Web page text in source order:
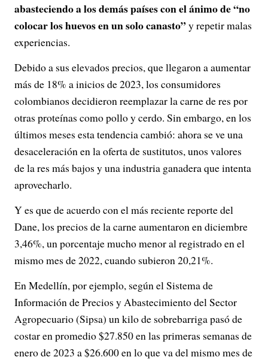
abasteciendo a los demás países con el ánimo de “no
colocar los huevos en un solo canasto”y repetir malas
experiencias.
Debido a sus elevados precios, que llegaron a aumentar
más de 18% a inicios de 2023, los consumidores
colombianos decidieron reemplazar la carne de res por
otras proteínas como pollo y cerdo. Sin embargo, en los
últimos meses esta tendencia cambió: ahora se ve una
desaceleración en la oferta de sustitutos, unos valores
de la res más bajos y una industria ganadera que intenta
aprovecharlo.
Y es que de acuerdo con el más reciente reporte del
Dane, los precios de la carne aumentaron en diciembre
3,46%, un porcentaje mucho menor al registrado en el
mismo mes de 2022, cuando subieron 20,21%.
En Medellín, por ejemplo, según el Sistema de
Información de Precios y Abastecimiento del Sector
Agropecuario (Sipsa) un kilo de sobrebarriga pasó de
costar en promedio $27.850 en las primeras semanas de
enero de 2023 a $26.600 en lo que va del mismo mes de